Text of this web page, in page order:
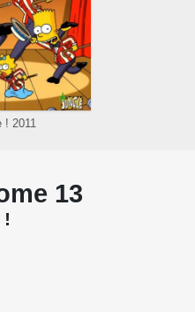
2011
13